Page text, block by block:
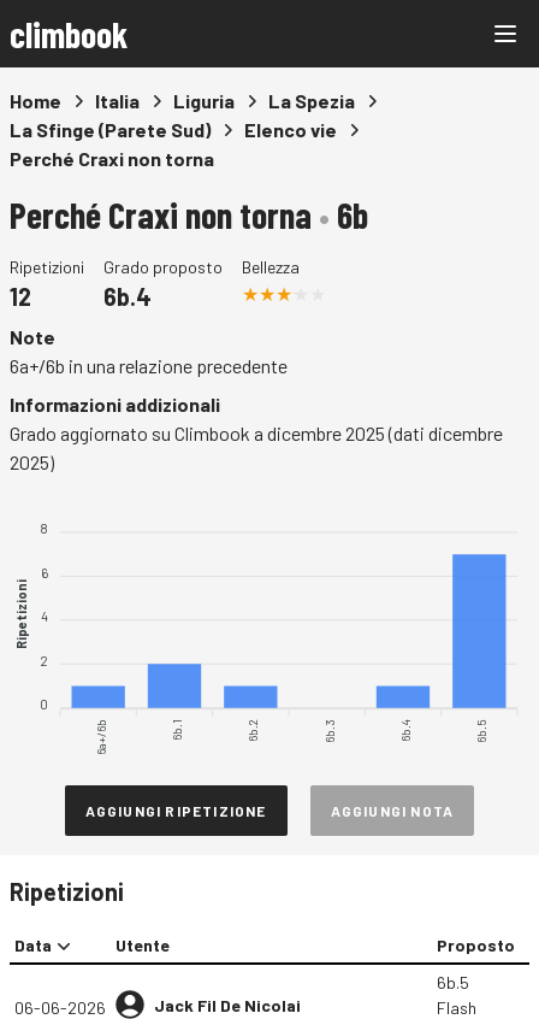
climbook
Home Italia Liguria
La Spezia
La Sfinge (Parete Sud)
Elenco vie
Perché Craxi non torna
Perché Craxi non torna • 6b
Ripetizioni
12
Grado proposto
6b.4
Bellezza
Note
6a+/6b in una relazione precedente
Informazioni addizionali
Grado aggiornato su Climbook a dicembre 2025 (dati dicembre
2025)
8
6
4
2
0
Ripetizioni
6a+/6b 6b.1 6b.2 6b.3 6b.4 6b.5
AGGIUNGI RIPETIZIONE AGGIUNGI NOTA
Ripetizioni
Data Utente Proposto
06-06-2026 Jack Fil De Nicolai
6b.5
Flash